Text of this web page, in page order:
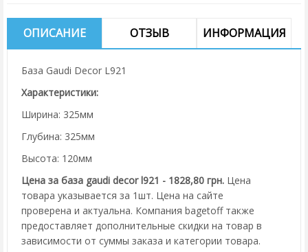
ОПИСАНИЕ ОТЗЫВ ИНФОРМАЦИЯ
База Gaudi Decor L921
Характеристики:
Ширина: 325мм
Глубина: 325мм
Высота: 120мм
Цена за база gaudi decor l921 - 1828,80 грн. Цена
товара указывается за 1шт. Цена на сайте
проверена и актуальна. Компания bagetoff также
предоставляет дополнительные скидки на товар в
зависимости от суммы заказа и категории товара.